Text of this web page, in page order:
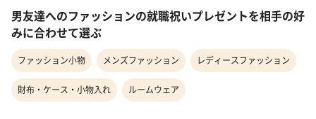
男友達へのファッションの就職祝いプレゼントを相手の好
みに合わせて選ぶ
ファッション小物 メンズファッション レディースファッション
財布・ケース・小物入れ ルームウェア